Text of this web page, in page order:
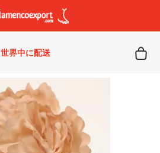
世界中に配送